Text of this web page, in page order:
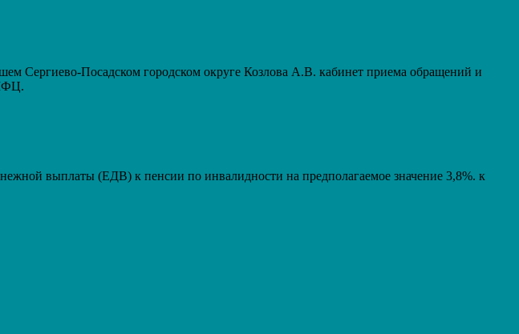
Посадском городском округе Козлова А.В. кабинет приема обращений и
выплаты (ЕДВ) к пенсии по инвалидности на предполагаемое значение 3,8%. к